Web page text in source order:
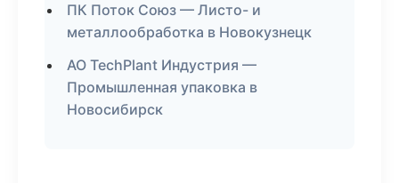
ПК Поток Союз — Листо- и
металлообработка в Новокузнецк
АО TechPlant Индустрия —
Промышленная упаковка в
Новосибирск